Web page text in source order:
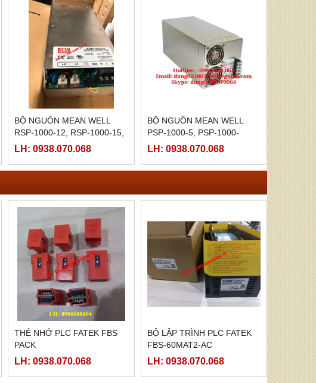
BỘ NGUỒN MEAN WELL
RSP-1000-12, RSP-1000-15,
RSP-1000-24, RSP-1000-27,
LH: 0938.070.068
BỘ NGUỒN MEAN WELL
PSP-1000-5, PSP-1000-
12,PSP-1000-15, PSP-1000-
48
LH: 0938.070.068
THẺ NHỚ PLC FATEK FBS
PACK
LH: 0938.070.068
BỘ LẬP TRÌNH PLC FATEK
FBS-60MAT2-AC
LH: 0938.070.068